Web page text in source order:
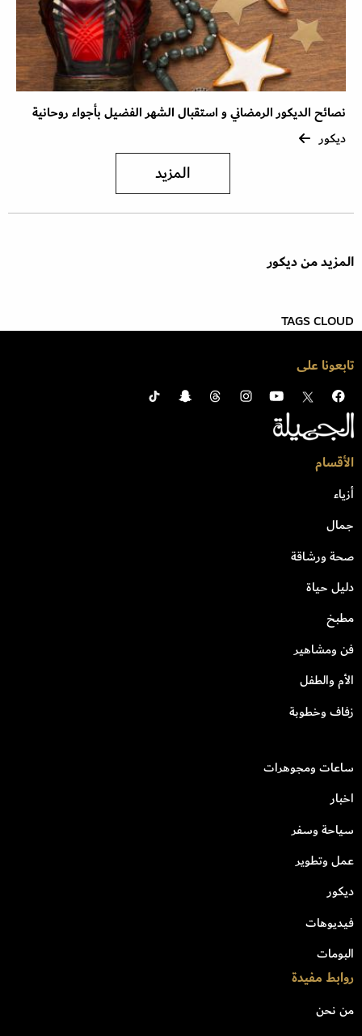
نصائح الديكور الرمضاني و استقبال الشهر الفضيل بأجواء روحانية
ديكور
المزيد
المزيد من ديكور
TAGS CLOUD
تابعونا على
الأقسام
أزياء
جمال
صحة ورشاقة
دليل حياة
مطبخ
فن ومشاهير
الأم والطفل
زفاف وخطوبة
ساعات ومجوهرات
اخبار
سياحة وسفر
عمل وتطوير
ديكور
فيديوهات
البومات
روابط مفيدة
من نحن